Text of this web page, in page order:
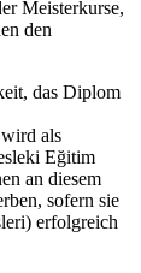
Meisterkurse,
den
das Diplom
als
Eğitim
an diesem
sofern sie
erfolgreich